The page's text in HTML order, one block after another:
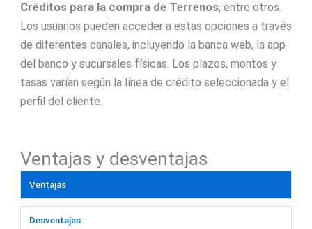
Créditos para la compra de Terrenos, entre otros.
Los usuarios pueden acceder a estas opciones a través
de diferentes canales, incluyendo la banca web, la app
del banco y sucursales físicas. Los plazos, montos y
tasas varían según la línea de crédito seleccionada y el
perfil del cliente.
Ventajas y desventajas
Ventajas
Desventajas